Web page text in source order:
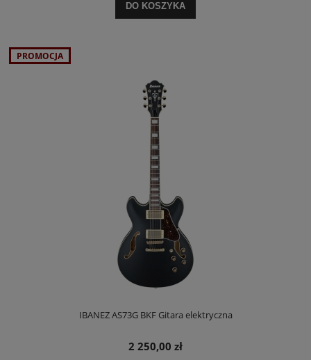
DO KOSZYKA
IBANEZ AS73G BKF Gitara elektryczna
2 250,00 zł
PROMOCJA